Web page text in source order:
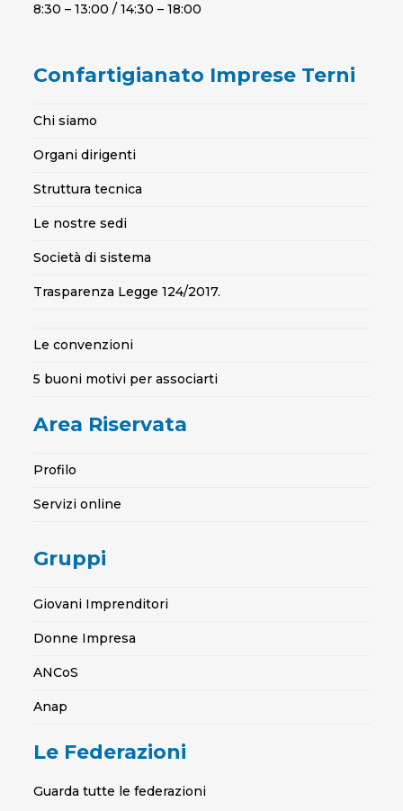
8:30 – 13:00 / 14:30 – 18:00
Confartigianato Imprese Terni
Chi siamo
Organi dirigenti
Struttura tecnica
Le nostre sedi
Società di sistema
Trasparenza Legge 124/2017.
Le convenzioni
5 buoni motivi per associarti
Area Riservata
Profilo
Servizi online
Gruppi
Giovani Imprenditori
Donne Impresa
ANCoS
Anap
Le Federazioni
Guarda tutte le federazioni